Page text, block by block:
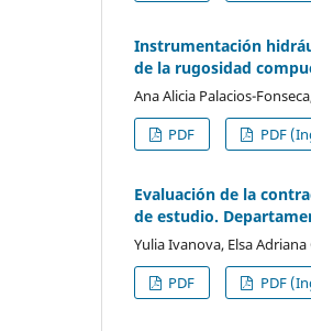
Instrumentación
de la rugosidad
Ana Alicia Palacios-
PDF
PDF
Evaluación de la
de estudio.
Yulia Ivanova, Elsa
PDF
PDF